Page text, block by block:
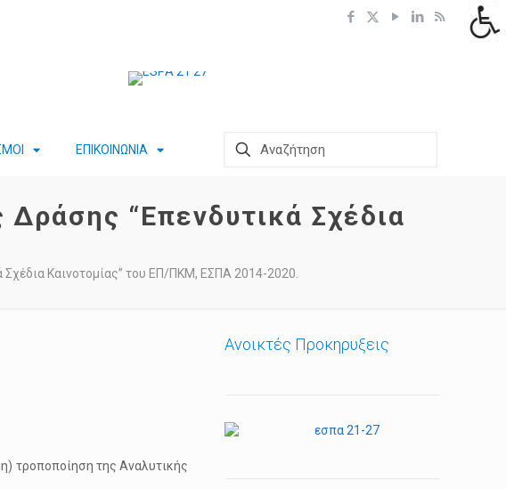
ΕΠΙΚΟΙΝΩΝΙΑ
“Επενδυτικά Σχέδια
Καινοτομίας” του ΕΠ/ΠΚΜ, ΕΣΠΑ 2014-2020.
τροποποίηση της Αναλυτικής
Ανοικτές Προκηρυξεις